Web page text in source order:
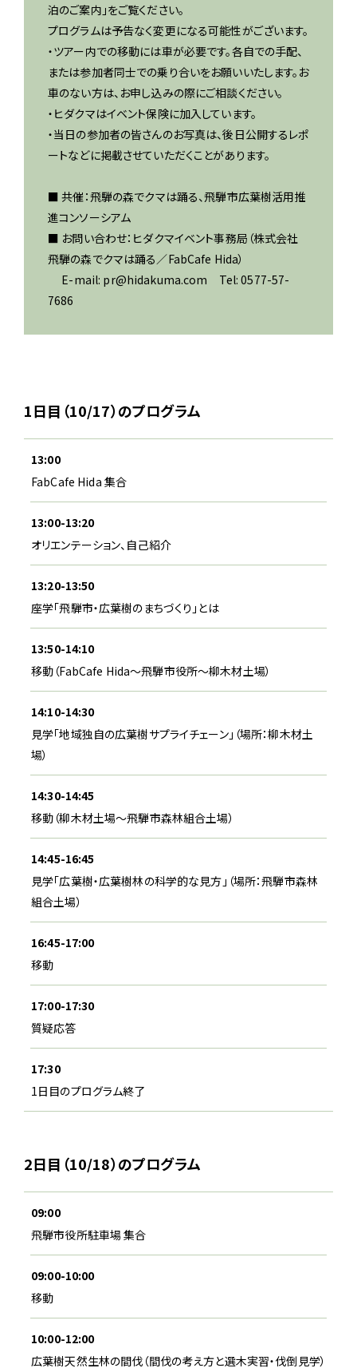
泊のご案内」をご覧ください。
プログラムは予告なく変更になる可能性がございます。
・ツアー内での移動には車が必要です。各自での手配、
または参加者同士での乗り合いをお願いいたします。お
車のない方は、お申し込みの際にご相談ください。
・ヒダクマはイベント保険に加入しています。
・当日の参加者の皆さんのお写真は、後日公開するレポ
ートなどに掲載させていただくことがあります。
■ 共催：飛騨の森でクマは踊る、飛騨市広葉樹活用推
進コンソーシアム
■ お問い合わせ：ヒダクマイベント事務局（株式会社
飛騨の森でクマは踊る／FabCafe Hida）
E-mail: pr@hidakuma.com Tel: 0577-57-
7686
1日目（10/17）のプログラム
13:00
FabCafe Hida 集合
13:00-13:20
オリエンテーション、自己紹介
13:20-13:50
座学「飛騨市・広葉樹のまちづくり」とは
13:50-14:10
移動（FabCafe Hida～飛騨市役所～柳木材土場）
14:10-14:30
見学「地域独自の広葉樹サプライチェーン」（場所：柳木材土
場）
14:30-14:45
移動（柳木材土場～飛騨市森林組合土場）
14:45-16:45
見学「広葉樹・広葉樹林の科学的な見方」（場所：飛騨市森林
組合土場）
16:45-17:00
移動
17:00-17:30
質疑応答
17:30
1日目のプログラム終了
2日目（10/18）のプログラム
09:00
飛騨市役所駐車場 集合
09:00-10:00
移動
10:00-12:00
広葉樹天然生林の間伐（間伐の考え方と選木実習・伐倒見学）